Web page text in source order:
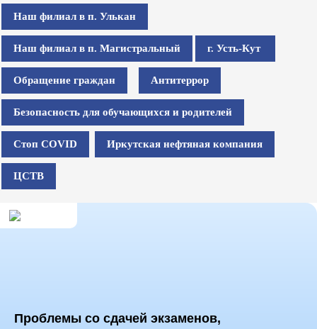
Наш филиал в п. Улькан
Наш филиал в п. Магистральный г. Усть-Кут
Обращение граждан Антитеррор
Безопасность для обучающихся и родителей
Стоп COVID Иркутская нефтяная компания
ЦСТВ
Проблемы со сдачей экзаменов,